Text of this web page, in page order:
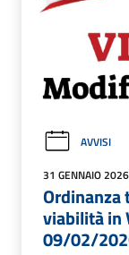
AVVISI
31 GENNAIO 2026
Ordinanza
viabilità in
09/02/